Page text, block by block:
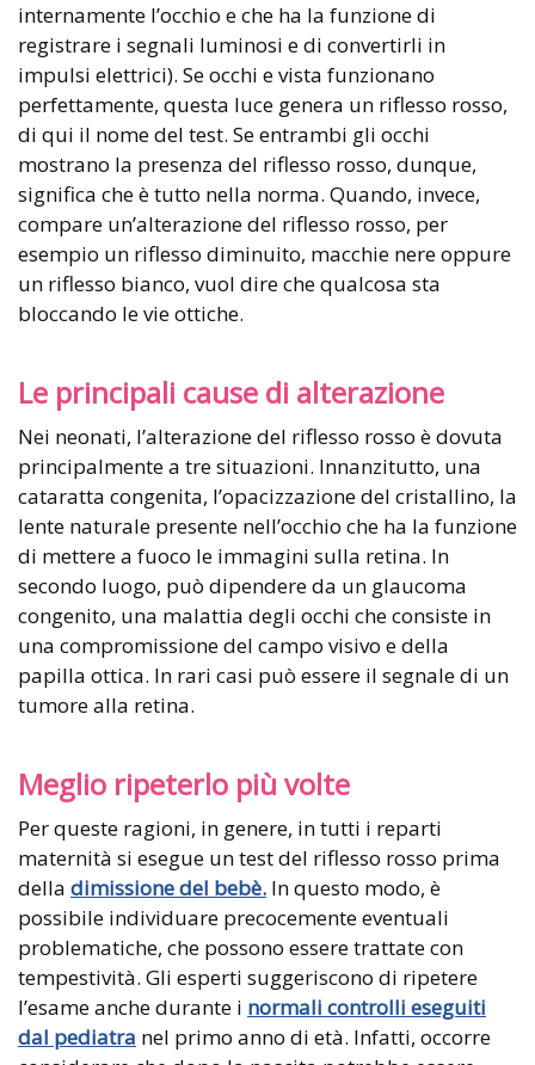
internamente l’occhio e che ha la funzione di
registrare i segnali luminosi e di convertirli in
impulsi elettrici). Se occhi e vista funzionano
perfettamente, questa luce genera un riflesso rosso,
di qui il nome del test. Se entrambi gli occhi
mostrano la presenza del riflesso rosso, dunque,
significa che è tutto nella norma. Quando, invece,
compare un’alterazione del riflesso rosso, per
esempio un riflesso diminuito, macchie nere oppure
un riflesso bianco, vuol dire che qualcosa sta
bloccando le vie ottiche.
Le principali cause di alterazione
Nei neonati, l’alterazione del riflesso rosso è dovuta
principalmente a tre situazioni. Innanzitutto, una
cataratta congenita, l’opacizzazione del cristallino, la
lente naturale presente nell’occhio che ha la funzione
di mettere a fuoco le immagini sulla retina. In
secondo luogo, può dipendere da un glaucoma
congenito, una malattia degli occhi che consiste in
una compromissione del campo visivo e della
papilla ottica. In rari casi può essere il segnale di un
tumore alla retina.
Meglio ripeterlo più volte
Per queste ragioni, in genere, in tutti i reparti
maternità si esegue un test del riflesso rosso prima
della dimissione del bebè. In questo modo, è
possibile individuare precocemente eventuali
problematiche, che possono essere trattate con
tempestività. Gli esperti suggeriscono di ripetere
l’esame anche durante i normali controlli eseguiti
dal pediatra nel primo anno di età. Infatti, occorre